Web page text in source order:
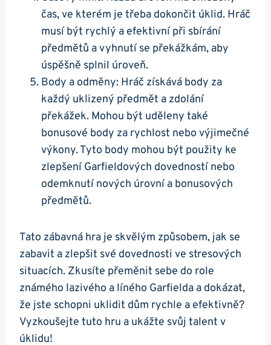
čas, ve kterém je třeba dokončit úklid. Hráč
musí být rychlý a efektivní při sbírání
předmětů a vyhnutí se překážkám, aby
úspěšně splnil úroveň.
Body a odměny: Hráč získává body za
každý uklizený předmět a zdolání
překážek. Mohou být uděleny také
bonusové body za rychlost nebo výjimečné
výkony. Tyto body mohou být použity ke
zlepšení Garfieldových dovedností nebo
odemknutí nových úrovní a bonusových
předmětů.
Tato zábavná hra je skvělým způsobem, jak se
zabavit a zlepšit své dovednosti ve stresových
situacích. Zkusíte přeměnit sebe do role
známého lazivého a líného Garfielda a dokázat,
že jste schopni uklidit dům rychle a efektivně?
Vyzkoušejte tuto hru a ukážte svůj talent v
úklidu!